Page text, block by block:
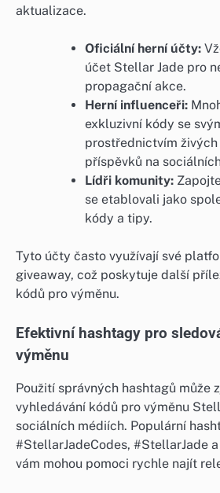
aktualizace.
Oficiální herní účty:
účet Stellar Jade pro
propagační akce.
Herní influenceři:
exkluzivní kódy se
prostřednictvím živých
příspěvků na
Lídři komunity:
se etablovali jako
kódy a tipy.
Tyto účty často využívají své
giveaway, což poskytuje další
kódů pro výměnu.
Efektivní hashtagy pro
výměnu
Použití správných hashtagů může
vyhledávání kódů pro výměnu
sociálních médiích. Populární
#StellarJadeCodes, #StellarJade
vám mohou pomoci rychle najít